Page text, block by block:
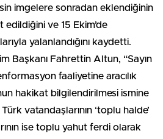
imgelere sonradan eklendiğinin
edildiğini ve 15 Ekim’de
yalanlandığını kaydetti.
Başkanı Fahrettin Altun, “Sayın
faaliyetine aracılık
hakikat bilgilendirilmesi ismine
vatandaşlarının ‘toplu halde’
ise toplu yahut ferdi olarak